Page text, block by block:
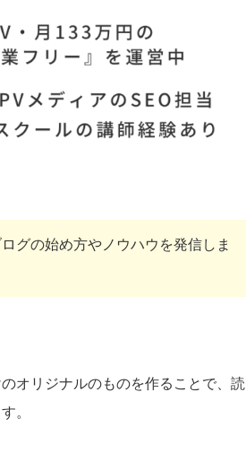
グの始め方やノウハウを発信しま
オリジナルのものを作ることで、読
。